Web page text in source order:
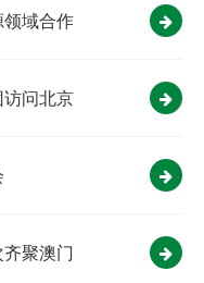
域合作
问北京
聚澳门